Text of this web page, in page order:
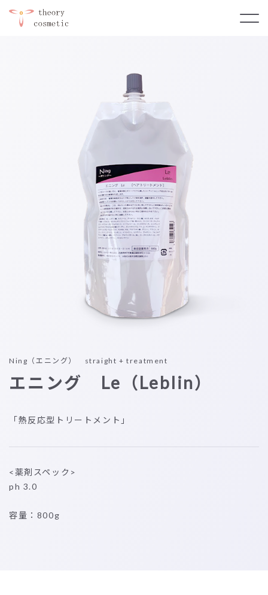
Ning（エニング） straight + treatment
エニング Le（Leblin）
「熱反応型トリートメント」
<薬剤スペック>
ph 3.0
容量：800g